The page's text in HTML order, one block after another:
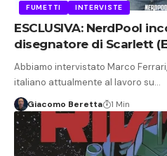
FUMETTI INTERVISTE
ESCLUSIVA: NerdPool
disegnatore di Scarlett
Abbiamo intervistato Marco
italiano attualmente al lavoro su…
Giacomo Beretta 1 Min